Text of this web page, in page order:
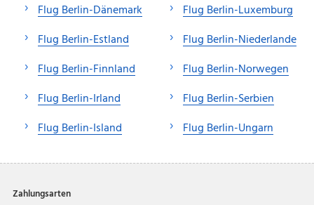
Flug Berlin-Dänemark
Flug Berlin-Estland
Flug Berlin-Finnland
Flug Berlin-Irland
Flug Berlin-Island
Flug Berlin-Luxemburg
Flug Berlin-Niederlande
Flug Berlin-Norwegen
Flug Berlin-Serbien
Flug Berlin-Ungarn